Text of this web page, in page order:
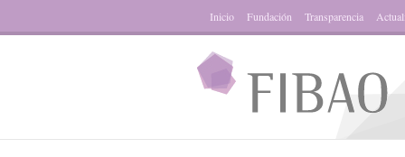
Inicio Fundación Transparencia